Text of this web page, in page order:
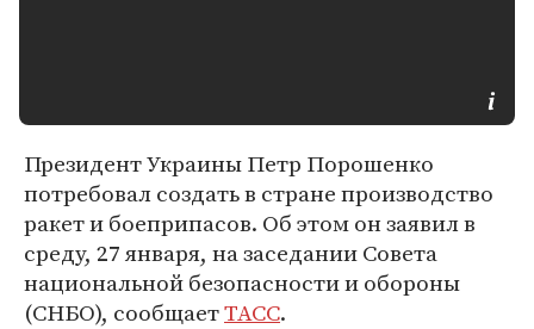
Президент Украины Петр Порошенко
потребовал создать в стране производство
ракет и боеприпасов. Об этом он заявил в
среду, 27 января, на заседании Совета
национальной безопасности и обороны
(СНБО), сообщаетТАСС.